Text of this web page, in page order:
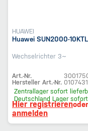
HUAWEI
Huawei SUN2000-
Wechselrichter 3~
Art.-Nr.
Hersteller Art.-Nr.
Zentrallager sofort
Deutschland Lager sofort
Hier registrierenoder
anmelden